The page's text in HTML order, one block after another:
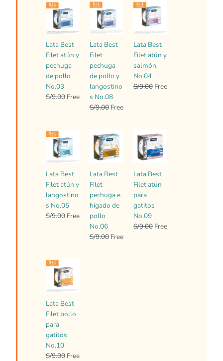
Lata Best
Filet atún y
pechuga
de pollo
No.03
S/9.00
precio
original
S/9.00.
Free
precio
actual
Free.Lata Best
Filet
pechuga
de pollo y
langostino
s No.08
S/9.00
precio
original
S/9.00.
Free
Free.Lata Best
Filet atún y
salmón
No.04
S/9.00
El
precio
original
S/9.00.
Free
Lata Best
Filet atún y
langostino
s No.05
S/9.00
precio
original
S/9.00.
Free
precio
actual
Free.Lata Best
Filet
pechuga e
hígado de
pollo
No.06
S/9.00
El
precio
original
S/9.00.
Free
precio
actual
Free.Lata Best
Filet atún
para
gatitos
No.09
S/9.00
El
precio
original
S/9.00.
Free
Lata Best
Filet pollo
para
gatitos
No.10
S/9.00
precio
original
S/9.00.
Free